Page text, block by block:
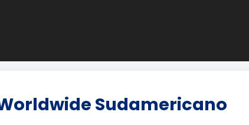
Worldwide Sudamericano